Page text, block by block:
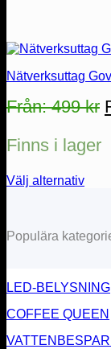
Nätverksuttag
Från:499kr
Finns i lager
Välj alternativ
har
De
olika
alternativen
kan
väljas
Populära
LED-BELYSNING
COFFEE QUEEN